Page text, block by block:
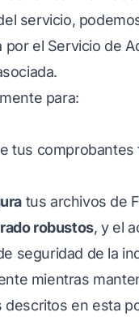
servicio,
por el Servicio de
para:
tus
tus archivos de
robustos, y el
seguridad de la
mientras
en esta